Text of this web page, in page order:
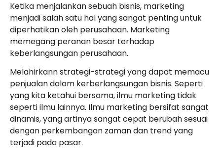
Ketika menjalankan sebuah bisnis, marketing
menjadi salah satu hal yang sangat penting untuk
diperhatikan oleh perusahaan. Marketing
memegang peranan besar terhadap
keberlangsungan perusahaan.
Melahirkann strategi-strategi yang dapat memacu
penjualan dalam kerberlangsungan bisnis. Seperti
yang kita ketahui bersama, ilmu marketing tidak
seperti ilmu lainnya. Ilmu marketing bersifat sangat
dinamis, yang artinya sangat cepat berubah sesuai
dengan perkembangan zaman dan trend yang
terjadi pada pasar.